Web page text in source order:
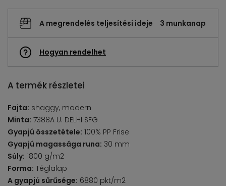
A megrendelés teljesítési ideje 3 munkanap
Hogyan rendelhet
A termék részletei
Fajta: shaggy, modern
Minta: 7388A U. DELHI SFG
Gyapjú összetétele: 100% PP Frise
Gyapjú magassága runa: 30 mm
Súly: 1800 g/m2
Forma: Téglalap
A gyapjú sűrűsége: 6880 pkt/m2